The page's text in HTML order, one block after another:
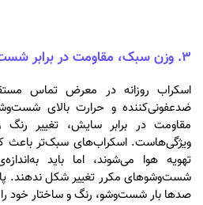
۳. وزن سبک، مقاومت در برابر شست‌وشو و ضدباکتری بودن
اسکراب روزانه در معرض تماس
ضدعفونی‌کننده و حرارت بالای شست‌وشو
مقاومت در برابر سایش، تغییر
ویژگی‌هاست. اسکراب‌های سبک‌تر
تهویه هوا می‌شوند، اما باید
شست‌وشوهای مکرر تغییر شکل ندهند.
صدها بار شست‌وشو، رنگ و ساختار خود